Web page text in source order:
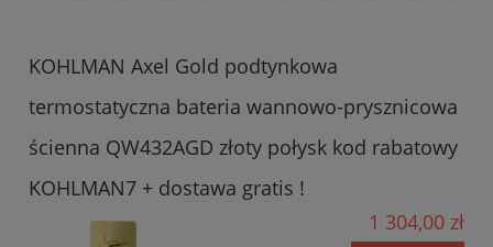
KOHLMAN Axel Gold podtynkowa
termostatyczna bateria wannowo-prysznicowa
ścienna QW432AGD złoty połysk kod rabatowy
KOHLMAN7 + dostawa gratis !
1 304,00 zł